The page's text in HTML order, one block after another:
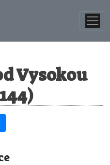
Vysokou